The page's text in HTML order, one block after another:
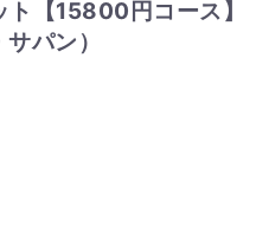
【15800円コース】
パン）